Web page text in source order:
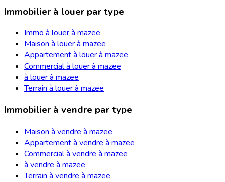
Immobilier à louer par type
Immo à louer à mazee
Maison à louer à mazee
Appartement à louer à mazee
Commercial à louer à mazee
à louer à mazee
Terrain à louer à mazee
Immobilier à vendre par type
Maison à vendre à mazee
Appartement à vendre à mazee
Commercial à vendre à mazee
à vendre à mazee
Terrain à vendre à mazee